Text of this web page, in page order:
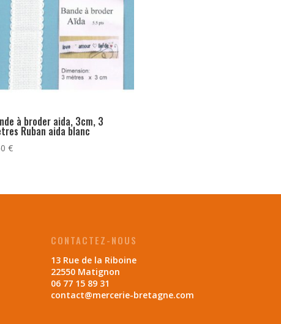
à broder aida, 3cm, 3
Ruban aida blanc
€
CONTACTEZ-NOUS
13 Rue de la Riboine
22550 Matignon
06 77 15 89 31
contact@mercerie-bretagne.com